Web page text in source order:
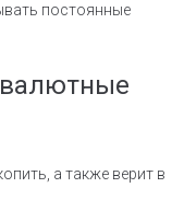
постоянные
а также верит в